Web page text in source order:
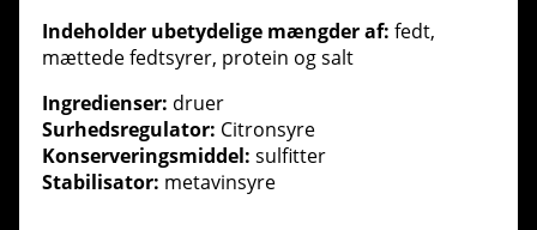
Indeholder ubetydelige mængder af: fedt,
mættede fedtsyrer, protein og salt
Ingredienser: druer
Surhedsregulator: Citronsyre
Konserveringsmiddel: sulfitter
Stabilisator: metavin­syre